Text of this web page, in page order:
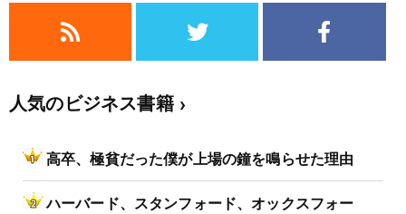
人気のビジネス書籍
高卒、極貧だった僕が上場の鐘を鳴らせた理由
ハーバード、スタンフォード、オックスフォー